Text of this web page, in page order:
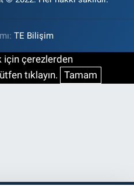
TE Bilişim
için çerezlerden
tıklayın. Tamam